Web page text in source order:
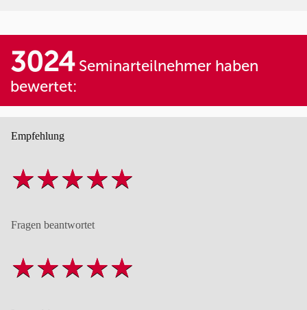
3024Seminarteilnehmer haben
bewertet:
Empfehlung
Fragen beantwortet